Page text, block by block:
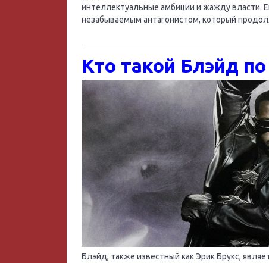
интеллектуальные амбиции и жажду власти.
незабываемым антагонистом, который
Кто такой Блэйд
Блэйд, также известный как Эрик Брукс,